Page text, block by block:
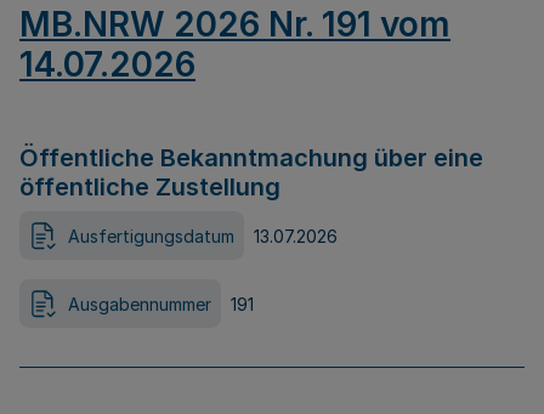
MB.NRW 2026 Nr. 191 vom
14.07.2026
Öffentliche Bekanntmachung über eine
öffentliche Zustellung
Ausfertigungsdatum 13.07.2026
Ausgabennummer 191